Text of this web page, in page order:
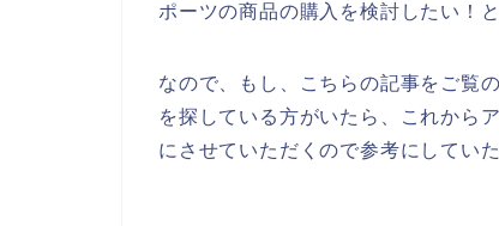
ポーツの商品の購入を検討したい！
なので、もし、こちらの記事をご覧
を探している方がいたら、これから
にさせていただくので参考にしてい